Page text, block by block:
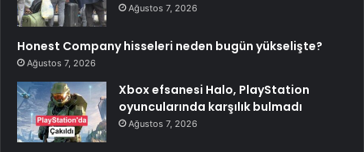
Ağustos 7, 2026
Honest Company hisseleri neden bugün yükselişte?
Ağustos 7, 2026
Xbox efsanesi Halo, PlayStation
oyuncularında karşılık bulmadı
Ağustos 7, 2026